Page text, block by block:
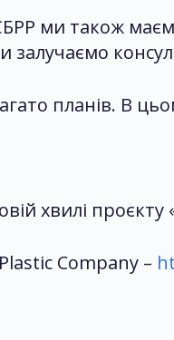
ми також
залучаємо
планів. В
хвилі
Company –